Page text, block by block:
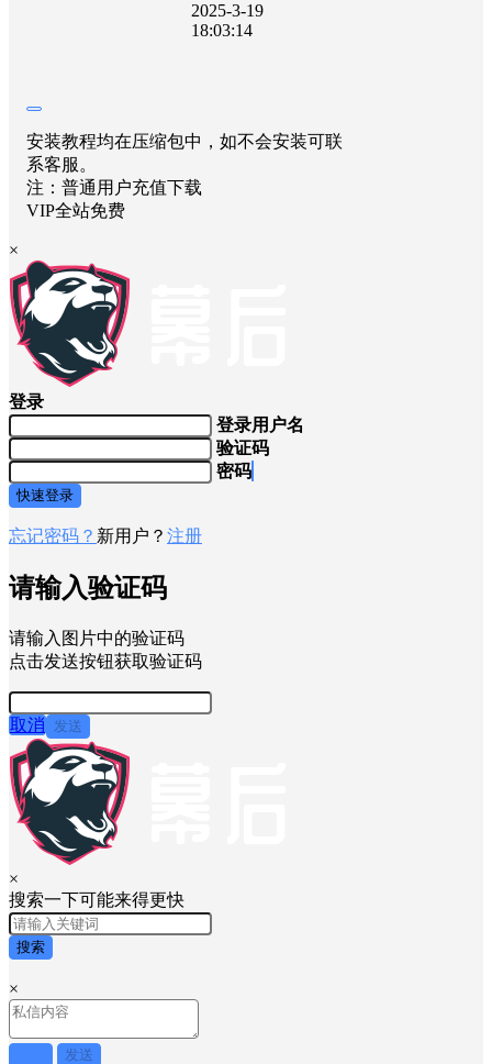
2025-3-19
18:03:14
安装教程均在压缩包中，如不会安装可联
系客服。
注：普通用户充值下载
VIP全站免费
×
登录
登录用户名
验证码
密码
快速登录
忘记密码？ 新用户？ 注册
请输入验证码
请输入图片中的验证码
点击发送按钮获取验证码
取消 发送
×
搜索一下可能来得更快
搜索
×
发送